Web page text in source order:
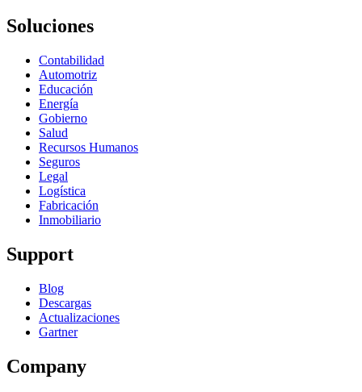
Soluciones
Contabilidad
Automotriz
Educación
Energía
Gobierno
Salud
Recursos Humanos
Seguros
Legal
Logística
Fabricación
Inmobiliario
Support
Blog
Descargas
Actualizaciones
Gartner
Company